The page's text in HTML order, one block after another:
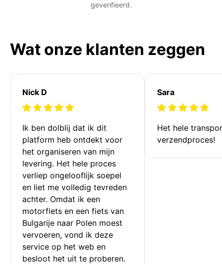
geverifieerd.
Wat onze klanten zeggen
Nick D
Ik ben dolblij dat ik dit
platform heb ontdekt voor
het organiseren van mijn
levering. Het hele proces
verliep ongelooflijk soepel
en liet me volledig tevreden
achter. Omdat ik een
motorfiets en een fiets van
Bulgarije naar Polen moest
vervoeren, vond ik deze
service op het web en
besloot het uit te proberen.
Sara
Het hele
verzendproces!